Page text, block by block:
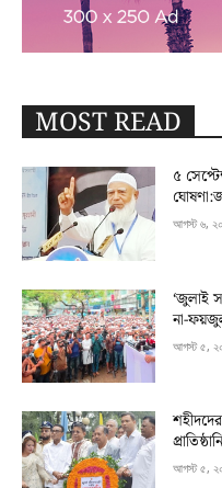
MOST READ
৫
আগস্ট ৬,
‘জুলাই
না-
আগস্ট ৫,
আগস্ট ৫,